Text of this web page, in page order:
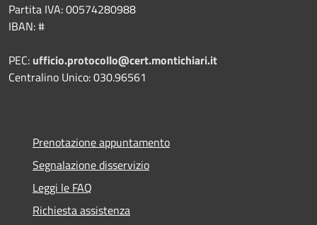
Partita IVA: 00574280988
IBAN: #
PEC: ufficio.protocollo@cert.montichiari.it
Centralino Unico: 030.96561
Prenotazione appuntamento
Segnalazione disservizio
Leggi le FAQ
Richiesta assistenza